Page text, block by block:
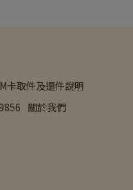
卡取件及還件說明
關於我們